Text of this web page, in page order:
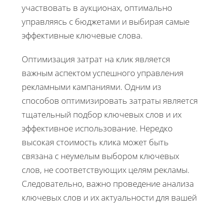
участвовать в аукционах, оптимально
управляясь с бюджетами и выбирая самые
эффективные ключевые слова.
Оптимизация затрат на клик является
важным аспектом успешного управления
рекламными кампаниями. Одним из
способов оптимизировать затраты является
тщательный подбор ключевых слов и их
эффективное использование. Нередко
высокая стоимость клика может быть
связана с неумелым выбором ключевых
слов, не соответствующих целям рекламы.
Следовательно, важно проведение анализа
ключевых слов и их актуальности для вашей